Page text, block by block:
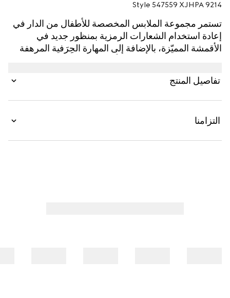
Style ‎547559 XJHPA 9214
تستمر مجموعة الملابس المخصصة للأطفال من الدار في
إعادة استخدام الشعارات الرمزية بمنظور جديد في
الأقمشة المميّزة، بالإضافة إلى المهارة الحِرَفية المرهفة
العلامة التجارية MR.‎ MEN™ LITTLE MISS™‎.
تفاصيل المنتج
التزامنا